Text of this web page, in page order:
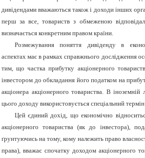
дивідендами вважаються також і доходи інших
перш за все, товариств з обмеженою
визначається конкретним правом країни.
Розмежування поняття дивіденду в
аспектах має в рамках справжнього дослідження
тим, що частка прибутку акціонерного
інвестором до обкладання його податком на
акціонера акціонерного товариства. В іноземній
цього доходу використовується спеціальний
Цей єдиний дохід, що економічно
акціонерного товариства (як до інвестора),
ґрунтуючись на тому, кому належить право
права), вважає спочатку доходом акціонерного